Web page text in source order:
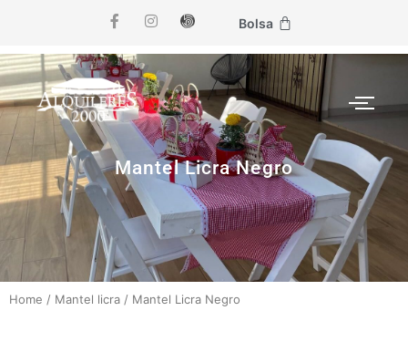
Bolsa
Mantel Licra Negro
Home / Mantel licra / Mantel Licra Negro